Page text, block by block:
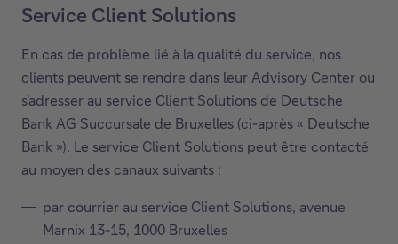
o
v
r
i
r
a
d
e
o
u
v
r
i
r
Service Client Solutions
En cas de problème lié à la qualité du service, nos
clients peuvent se rendre dans leur Advisory Center ou
s'adresser au service Client Solutions de Deutsche
Bank AG Succursale de Bruxelles (ci-après « Deutsche
Bank »). Le service Client Solutions peut être contacté
au moyen des canaux suivants :
par courrier au service Client Solutions, avenue
Marnix 13-15, 1000 Bruxelles